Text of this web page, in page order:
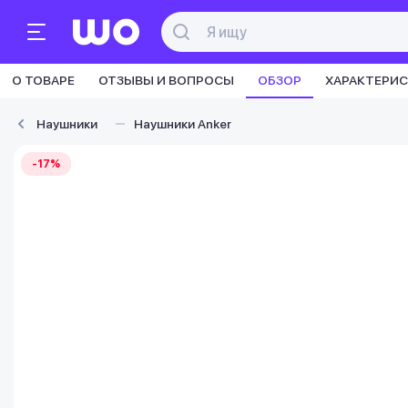
О ТОВАРЕ ОТЗЫВЫ И ВОПРОСЫ ОБЗОР
Наушники Наушники Anker
-17%